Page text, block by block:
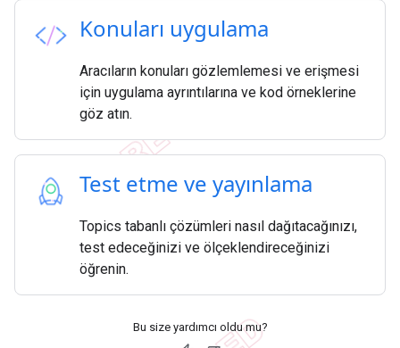
Konuları uygulama
Aracıların konuları gözlemlemesi ve erişmesi
için uygulama ayrıntılarına ve kod örneklerine
göz atın.
Test etme ve yayınlama
Topics tabanlı çözümleri nasıl dağıtacağınızı,
test edeceğinizi ve ölçeklendireceğinizi
öğrenin.
Bu size yardımcı oldu mu?